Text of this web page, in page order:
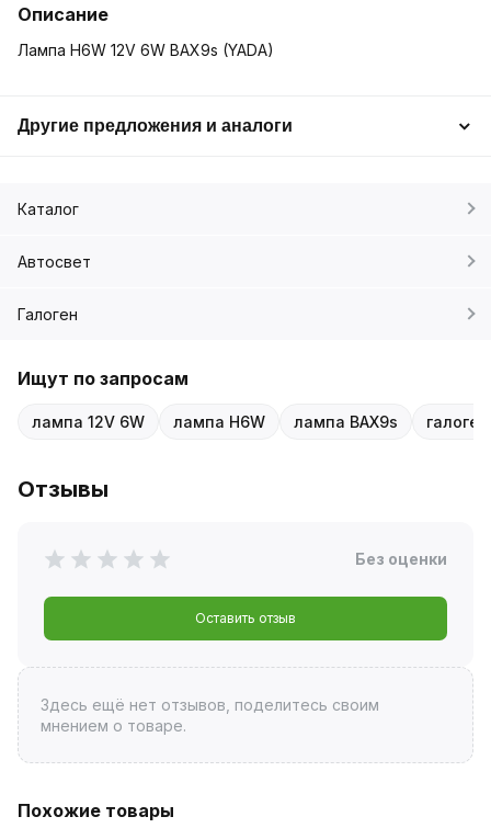
Описание
Лампа H6W 12V 6W BAX9s (YADA)
Другие предложения и аналоги
Каталог
Автосвет
Галоген
Ищут по запросам
лампа 12V 6W лампа H6W лампа BAX9s
Отзывы
Без оценки
Оставить отзыв
Здесь ещё нет отзывов, поделитесь своим
мнением о товаре.
Похожие товары